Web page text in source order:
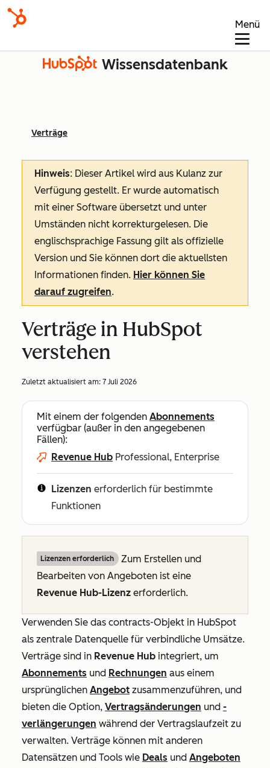
Menü
Wissensdatenbank
Verträge
Hinweis: Dieser Artikel wird aus Kulanz zur
Verfügung gestellt. Er wurde automatisch
mit einer Software übersetzt und unter
Umständen nicht korrekturgelesen. Die
englischsprachige Fassung gilt als offizielle
Version und Sie können dort die aktuellsten
Informationen finden. Hier können Sie
darauf zugreifen.
Verträge in HubSpot
verstehen
Zuletzt aktualisiert am: 7 Juli 2026
Mit einem der folgenden Abonnements
verfügbar (außer in den angegebenen
Fällen):
Revenue Hub Professional, Enterprise
Lizenzen erforderlich für bestimmte
Funktionen
Lizenzen erforderlich Zum Erstellen und
Bearbeiten von Angeboten ist eine
Revenue Hub-Lizenz erforderlich.
Verwenden Sie das contracts-Objekt in HubSpot
als zentrale Datenquelle für verbindliche Umsätze.
Verträge sind in Revenue Hub integriert, um
Abonnements und Rechnungen aus einem
ursprünglichen Angebot zusammenzuführen, und
bieten die Option, Vertragsänderungen und -
verlängerungen während der Vertragslaufzeit zu
verwalten. Verträge können mit anderen
Datensätzen und Tools wie Deals und Angeboten